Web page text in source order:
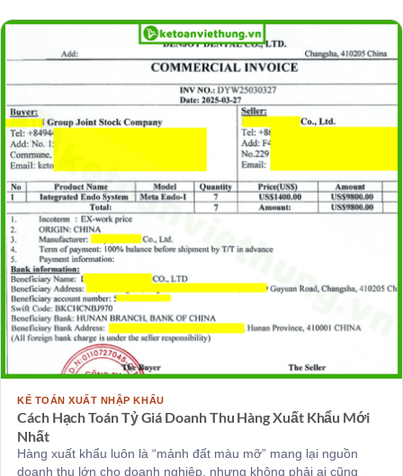
KẾ TOÁN XUẤT NHẬP KHẨU
Cách Hạch Toán Tỷ Giá Doanh Thu Hàng Xuất Khẩu Mới
Nhất
Hàng xuất khẩu luôn là “mảnh đất màu mỡ” mang lại nguồn
doanh thu lớn cho doanh nghiệp, nhưng không phải ai cũng